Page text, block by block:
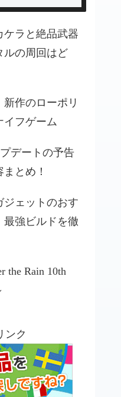
ケラと絶品武器
ルの周回はど
新作のローポリ
イフゲーム
デートの予告
とめ！
ジェットのおす
最強ビルドを徹
the Rain 10th
ンク